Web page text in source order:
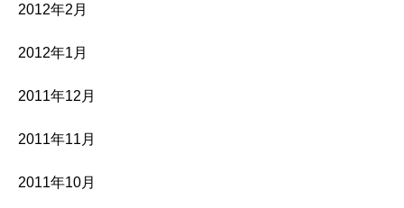
2012年2月
2012年1月
2011年12月
2011年11月
2011年10月